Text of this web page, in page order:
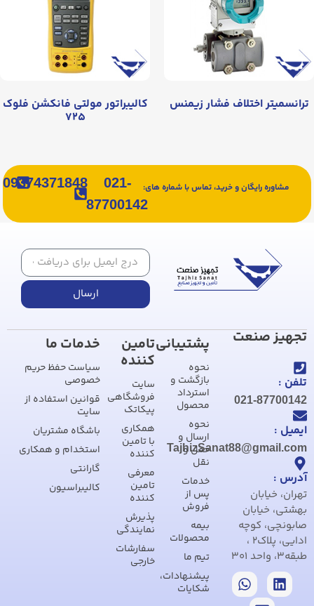
ترانسمیتر اختلاف فشار زیمنس کالیبراتور مولتی فانکشن فلوک
۷۲۵
مشاوره رایگان و خرید، تماس با شماره های:
021-
87700142
09374371848
ارسال
تجهیز صنعت
تلفن :
021-87700142
ایمیل :
TajhizSanat88@gmail.com
آدرس :
تهران، خیابان
بهشتی، خیابان
صابونچی، کوچه
ادایی، پلاک2 ،
طبقه3، واحد 301
پشتیبانی
نحوه
بازگشت و
استرداد
محصول
نحوه
ارسال و
حمل و
نقل
خدمات
پس از
فروش
بیمه
محصولات
تیم ما
پیشنهادات،
شکایات
تامین
کننده
سایت
فروشگاهی
پیکاتک
همکاری
با تامین
کننده
معرفی
تامین
کننده
پذیرش
نمایندگی
سفارشات
خارجی
خدمات ما
سیاست حفظ حریم
خصوصی
قوانین استفاده از
سایت
باشگاه مشتریان
استخدام و همکاری
گارانتی
کالیبراسیون